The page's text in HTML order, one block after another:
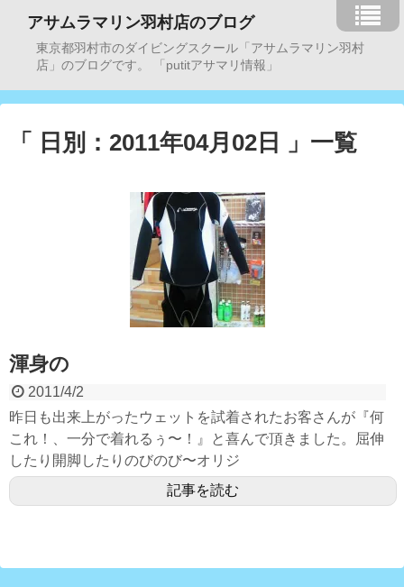
アサムラマリン羽村店のブログ
東京都羽村市のダイビングスクール「アサムラマリン羽村
店」のブログです。 「putitアサマリ情報」
「 日別：2011年04月02日 」一覧
渾身の
2011/4/2
昨日も出来上がったウェットを試着されたお客さんが『何
これ！、一分で着れるぅ〜！』と喜んで頂きました。屈伸
したり開脚したりのびのび〜オリジ
記事を読む